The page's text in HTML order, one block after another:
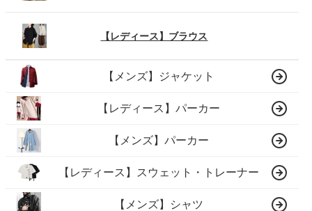
【レディース】ブラウス
【メンズ】ジャケット
【レディース】パーカー
【メンズ】パーカー
【レディース】スウェット・トレーナー
【メンズ】シャツ